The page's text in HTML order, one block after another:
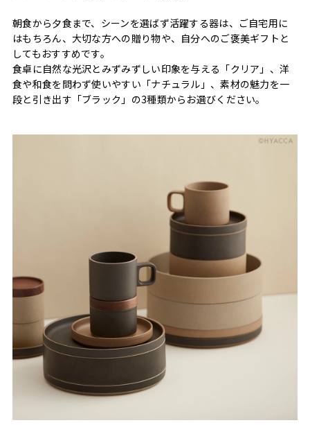
朝食から夕食まで、シーンを選ばず活躍する器は、ご自宅用に
はもちろん、大切な方への贈り物や、自分へのご褒美ギフトと
してもおすすめです。
食卓に自然な光沢とみずみずしい印象を与える「クリア」、洋
食や和食を問わず使いやすい「ナチュラル」、素材の魅力を一
段と引き出す「ブラック」の3種類からお選びください。